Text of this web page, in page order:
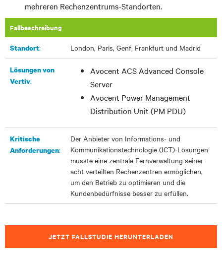
mehreren Rechenzentrums-Standorten.
Fallbeschreibung
Standort:​ London, Paris, Genf, Frankfurt und Madrid
Lösungen von
Vertiv:
Avocent ACS Advanced Console
Server
Avocent Power Management
Distribution Unit (PM PDU)
Kritische
Anforderungen:
Der Anbieter von Informations- und
Kommunikationstechnologie (ICT)-Lösungen
musste eine zentrale Fernverwaltung seiner
acht verteilten Rechenzentren ermöglichen,
um den Betrieb zu optimieren und die
Kundenbedürfnisse besser zu erfüllen.
JETZT FALLSTUDIE HERUNTERLADEN